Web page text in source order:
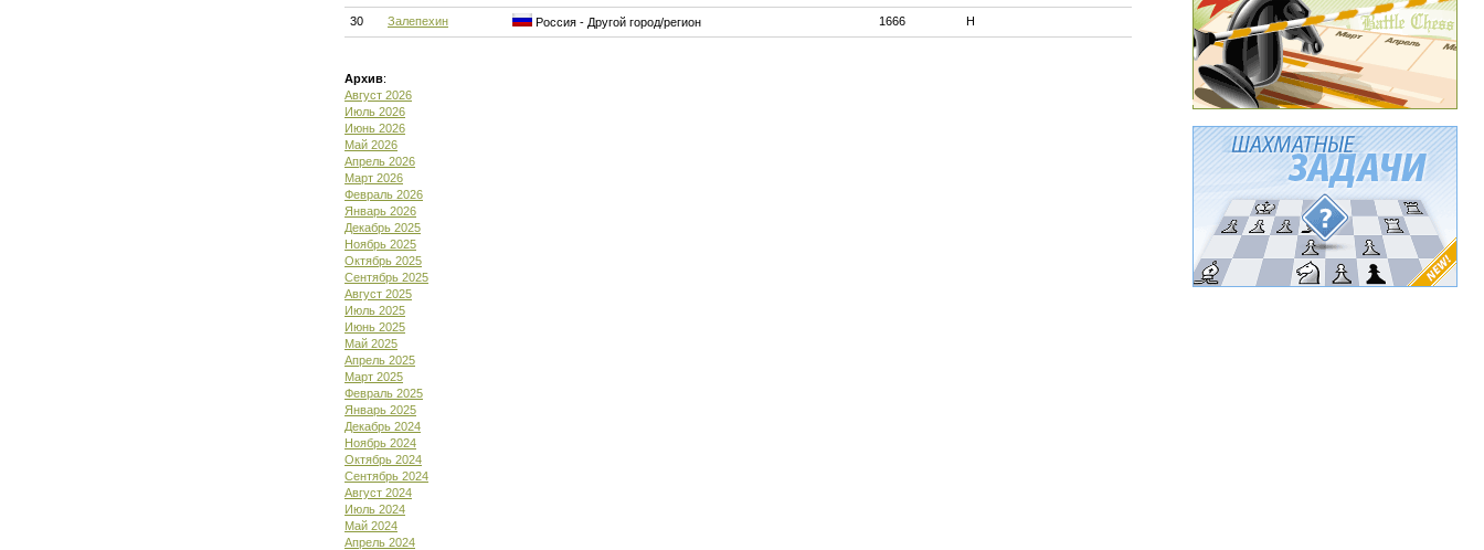
30 Залепехин Россия - Другой город/регион 1666 H
Архив:
Август 2026
Июль 2026
Июнь 2026
Май 2026
Апрель 2026
Март 2026
Февраль 2026
Январь 2026
Декабрь 2025
Ноябрь 2025
Октябрь 2025
Сентябрь 2025
Август 2025
Июль 2025
Июнь 2025
Май 2025
Апрель 2025
Март 2025
Февраль 2025
Январь 2025
Декабрь 2024
Ноябрь 2024
Октябрь 2024
Сентябрь 2024
Август 2024
Июль 2024
Май 2024
Апрель 2024